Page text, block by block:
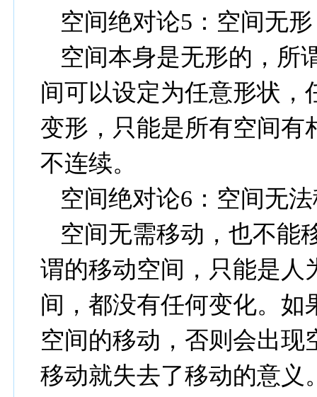
空间绝对论5 ：空间无形
空间本身是无形的，所
间可以设定为任意形状，
变形，只能是所有空间有
不连续。
空间绝对论6 ：空间无
空间无需移动，也不能
谓的移动空间，只能是人
间，都没有任何变化。如
空间的移动，否则会出现
移动就失去了移动的意义